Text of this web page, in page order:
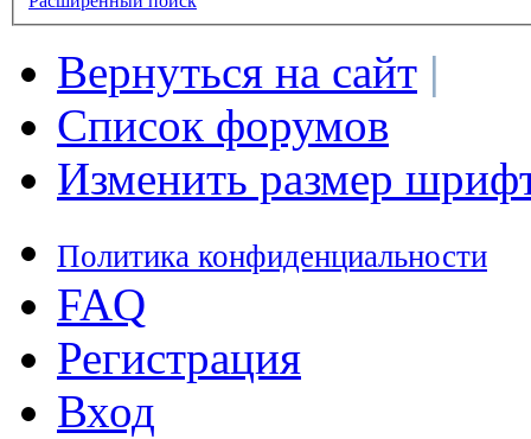
Вернуться на сайт |
Список форумов
Изменить размер
Политика конфиденциальности
FAQ
Регистрация
Вход